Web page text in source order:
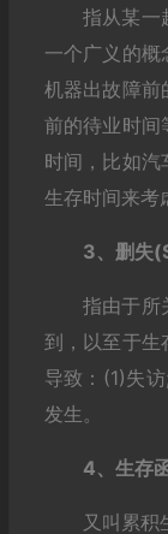
指从某一
一个广义的
机器出故障前
前的待业时间
时间，比如
生存时间来考
3、删失
指由于所
到，以至于生
导致：(1)失
发生。
4、生存
又叫累